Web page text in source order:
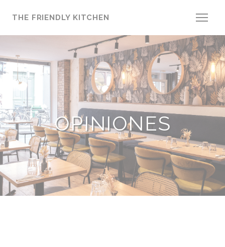
THE FRIENDLY KITCHEN
OPINIONES